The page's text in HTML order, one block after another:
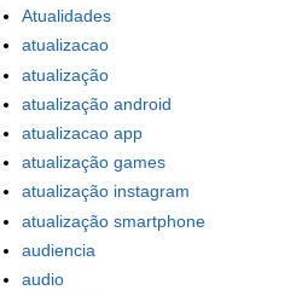
Atualidades
atualizacao
atualização
atualização android
atualizacao app
atualização games
atualização instagram
atualização smartphone
audiencia
audio